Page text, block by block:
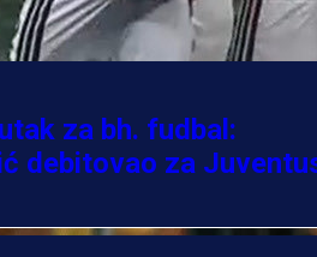
za bh. fudbal:
debitovao za